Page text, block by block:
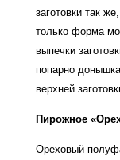
заготовки так
только форма
выпечки
попарно
верхней
Пирожное
Ореховый